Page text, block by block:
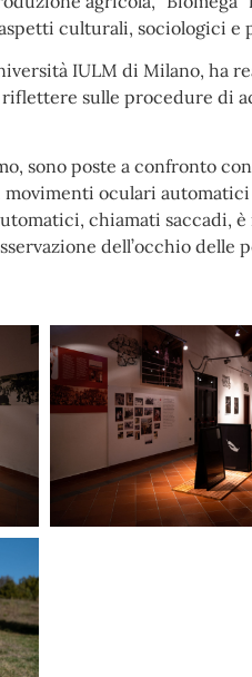
culturali, sociologici
IULM di Milano, ha
sulle procedure di
sono poste a confronto
oculari
chiamati saccadi,
dell’occhio delle